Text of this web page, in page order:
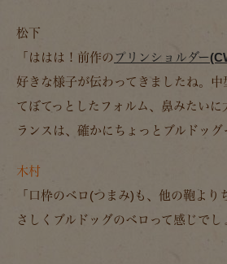
松下
「ははは！前作のプリンショルダー
好きな様子が伝わってきましたね。中
てぼてっとしたフォルム、鼻みたいに
ランスは、確かにちょっとブルドッグ
木村
「口枠のベロ(つまみ)も、他の鞄より
さしくブルドッグのベロって感じでし